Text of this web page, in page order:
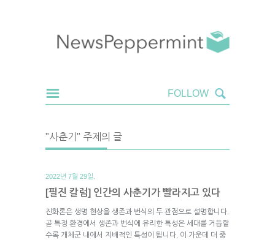
"사춘기" 주제의 글
2022년 7월 29일.
[필진 칼럼] 인간의 사춘기가 빨라지고 있다
진화론은 생명 현상을 생존과 번식의 두 관점으로 설명합니다.
곧 특정 환경에서 생존과 번식에 유리한 특성은 세대를 거듭할
수록 개체군 내에서 지배적인 특성이 됩니다. 이 가운데 더 중